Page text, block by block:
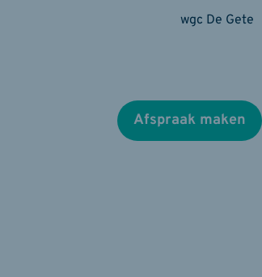
wgc De Gete
Afspraak maken